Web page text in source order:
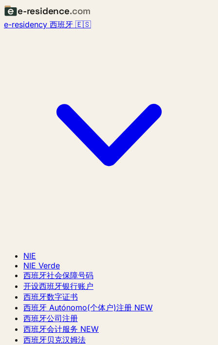
e-residence.com
e-residency 西班牙 🇪🇸
NIE
NIE Verde
西班牙社会保障号码
开设西班牙银行账户
西班牙数字证书
西班牙 Autónomo(个体户)注册 NEW
西班牙公司注册
西班牙会计服务 NEW
西班牙贝克汉姆法